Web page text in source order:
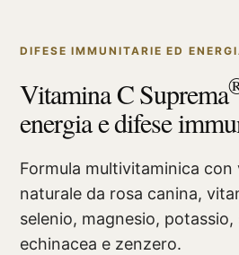
DIFESE IMMUNITARIE ED
Vitamina C Suprema
energia e difese
Formula multivitaminica con
naturale da rosa canina,
selenio, magnesio, potassio,
echinacea e zenzero.